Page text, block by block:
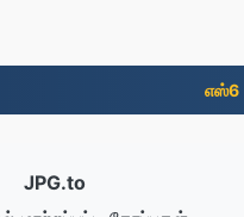
எஸ்6
JPG.to